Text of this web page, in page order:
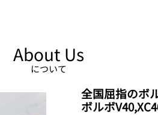
About Us
について
全国屈指のボ
ボルボ